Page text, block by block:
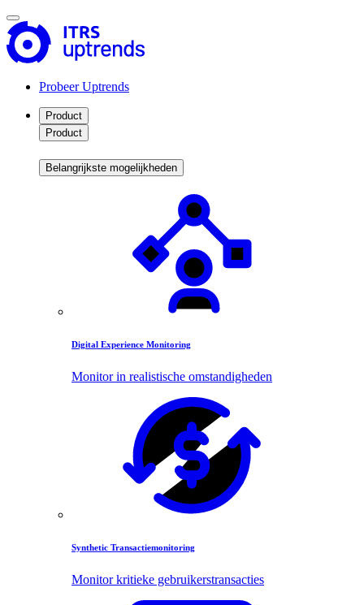
Probeer Uptrends
Product
Product
Belangrijkste mogelijkheden
Digital Experience Monitoring
Monitor in realistische omstandigheden
Synthetic Transactiemonitoring
Monitor kritieke gebruikerstransacties